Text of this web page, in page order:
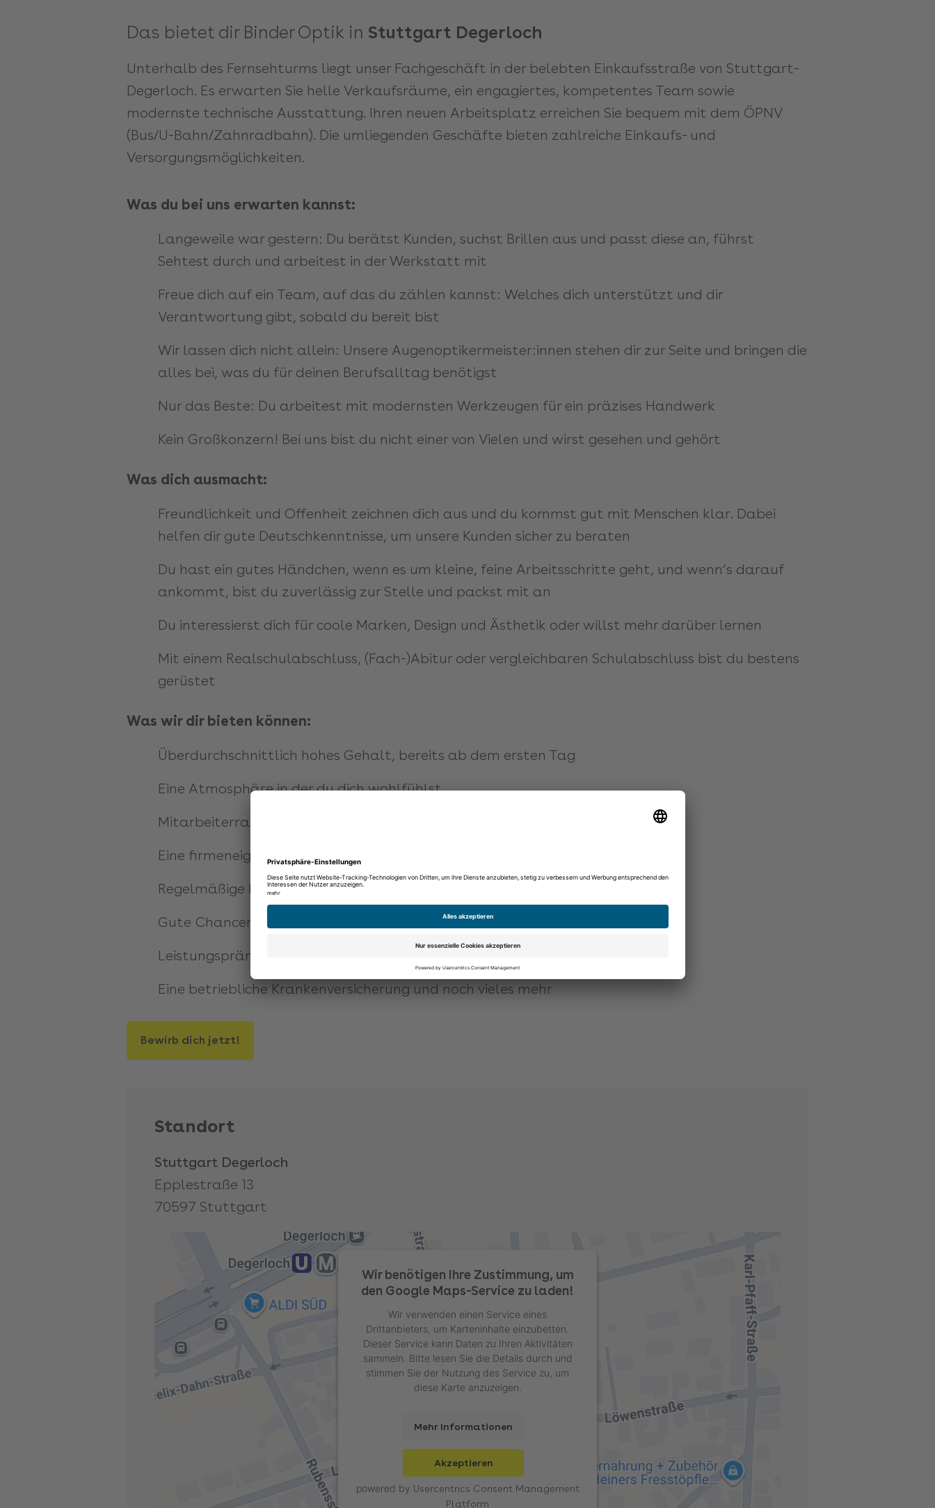
Standort
Stuttgart Degerloch
Epplestraße 13
70597 Stuttgart
Wir benötigen Ihre Zustimmung, um
den Google Maps-Service zu laden!
Wir verwenden einen Service eines
Drittanbieters, um Karteninhalte einzubetten.
Dieser Service kann Daten zu Ihren Aktivitäten
sammeln. Bitte lesen Sie die Details durch und
stimmen Sie der Nutzung des Service zu, um
diese Karte anzuzeigen.
Mehr Informationen
Akzeptieren
powered by Usercentrics Consent Management
Platform
Das bietet dir Binder Optik in Stuttgart Degerloch
Unterhalb des Fernsehturms liegt unser Fachgeschäft in der belebten Einkaufsstraße von Stuttgart-
Degerloch. Es erwarten Sie helle Verkaufsräume, ein engagiertes, kompetentes Team sowie
modernste technische Ausstattung. Ihren neuen Arbeitsplatz erreichen Sie bequem mit dem ÖPNV
(Bus/U-Bahn/Zahnradbahn). Die umliegenden Geschäfte bieten zahlreiche Einkaufs- und
Versorgungsmöglichkeiten.
Was du bei uns erwarten kannst:
Langeweile war gestern: Du berätst Kunden, suchst Brillen aus und passt diese an, führst
Sehtest durch und arbeitest in der Werkstatt mit
Freue dich auf ein Team, auf das du zählen kannst: Welches dich unterstützt und dir
Verantwortung gibt, sobald du bereit bist
Wir lassen dich nicht allein: Unsere Augenoptikermeister:innen stehen dir zur Seite und bringen die
alles bei, was du für deinen Berufsalltag benötigst
Nur das Beste: Du arbeitest mit modernsten Werkzeugen für ein präzises Handwerk
Kein Großkonzern! Bei uns bist du nicht einer von Vielen und wirst gesehen und gehört
Was dich ausmacht:
Freundlichkeit und Offenheit zeichnen dich aus und du kommst gut mit Menschen klar. Dabei
helfen dir gute Deutschkenntnisse, um unsere Kunden sicher zu beraten
Du hast ein gutes Händchen, wenn es um kleine, feine Arbeitsschritte geht, und wenn’s darauf
ankommt, bist du zuverlässig zur Stelle und packst mit an
Du interessierst dich für coole Marken, Design und Ästhetik oder willst mehr darüber lernen
Mit einem Realschulabschluss, (Fach-)Abitur oder vergleichbaren Schulabschluss bist du bestens
gerüstet
Was wir dir bieten können:
Überdurchschnittlich hohes Gehalt, bereits ab dem ersten Tag
Eine Atmosphäre in der du dich wohlfühlst
Mitarbeiterrabatte für dich, deine Familie und Freunde
Eine firmeneigene Akademie für Schulungen und Weiterbildungen
Regelmäßige Möglichkeit in der Lehrlingswerkstatt zu üben
Gute Chancen auf Übernahme in einem zukunftssicheren Berufsfeld
Leistungsprämie bei besonders guter Ausbildungsleistung
Eine betriebliche Krankenversicherung und noch vieles mehr
Bewirb dich jetzt!